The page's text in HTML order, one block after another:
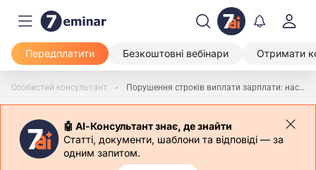
Передплатити Безкоштовні вебінари Отримати
Особистий консультант Порушення строків виплати зарплати: наслідки та рекомендації
🤖 АІ-Консультант знає, де знайти
Статті, документи, шаблони та відповіді — за
одним запитом.